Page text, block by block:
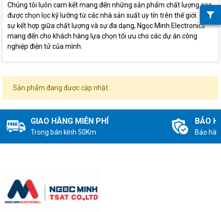
Chúng tôi luôn cam kết mang đến những sản phẩm chất lượng cao,
được chọn lọc kỹ lưỡng từ các nhà sản xuất uy tín trên thế giới. Qua
sự kết hợp giữa chất lượng và sự đa dạng, Ngọc Minh Electronics
mang đến cho khách hàng lựa chọn tối ưu cho các dự án công
nghiệp điện tử của mình.
Sản phẩm đang được cập nhật.
GIAO HÀNG MIỄN PHÍ
Trong bán kính 50Km
BẢO
Bảo